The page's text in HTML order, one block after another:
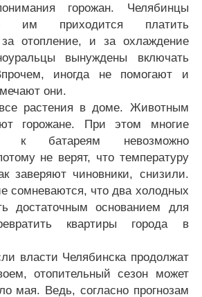
горожан. Челябинцы
им приходится платить
отопление, и за охлаждение
вынуждены включать
иногда не помогают и
они.
растения в доме. Животным
горожане. При этом многие
к батареям невозможно
не верят, что температуру
заверяют чиновники, снизили.
сомневаются, что два холодных
достаточным основанием для
квартиры города в
власти Челябинска продолжат
отопительный сезон может
мая. Ведь, согласно прогнозам